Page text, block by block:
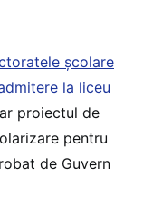
școlare
la liceu
proiectul de
pentru
de Guvern